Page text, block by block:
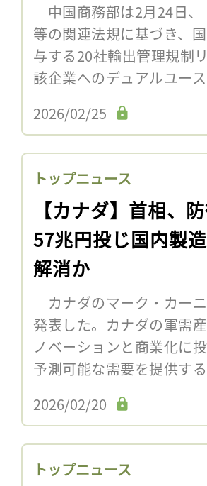
中国商務部は2月24日、
等の関連法規に基づき、
与する20社輸出管理規制
該企業へのデュアルユー
2026/02/25
トップニュース
【カナダ】首相、
57兆円投じ国内製
解消か
カナダのマーク・カー
発表した。カナダの軍需
ノベーションと商業化に
予測可能な需要を提供す
2026/02/20
トップニュース